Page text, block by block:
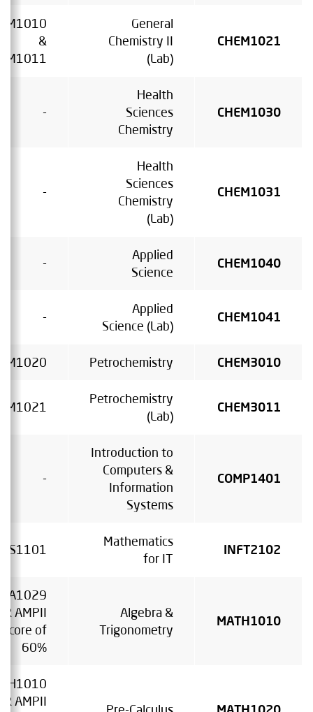
CHEM1021
General
Chemistry II
(Lab)
&
CHEM1030
Health
Sciences
Chemistry
-
CHEM1031
Health
Sciences
Chemistry
(Lab)
-
CHEM1040
Applied
Science
-
CHEM1041
Applied
Science (Lab)
-
CHEM3010
Petrochemistry
CHEM3011
Petrochemistry
(Lab)
COMP1401
Introduction to
Computers &
Information
Systems
-
INFT2102
Mathematics
for IT
MATH1010
Algebra &
Trigonometry
AMPII
Score of
60%
AMPII